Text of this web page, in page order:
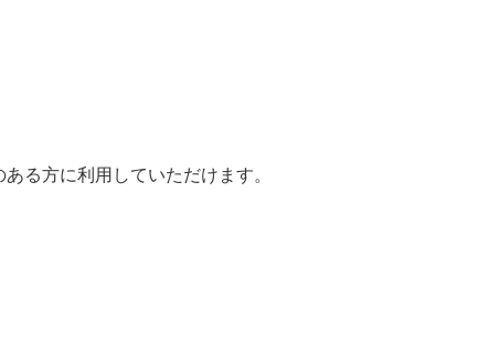
る方に利用していただけます。